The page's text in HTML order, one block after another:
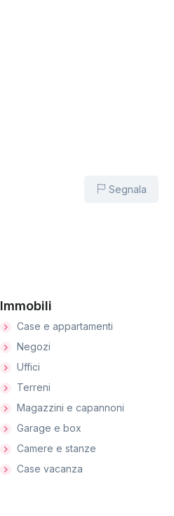
Segnala
Immobili
Case e appartamenti
Negozi
Uffici
Terreni
Magazzini e capannoni
Garage e box
Camere e stanze
Case vacanza